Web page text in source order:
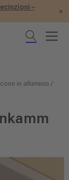
–
×
in alluminio /